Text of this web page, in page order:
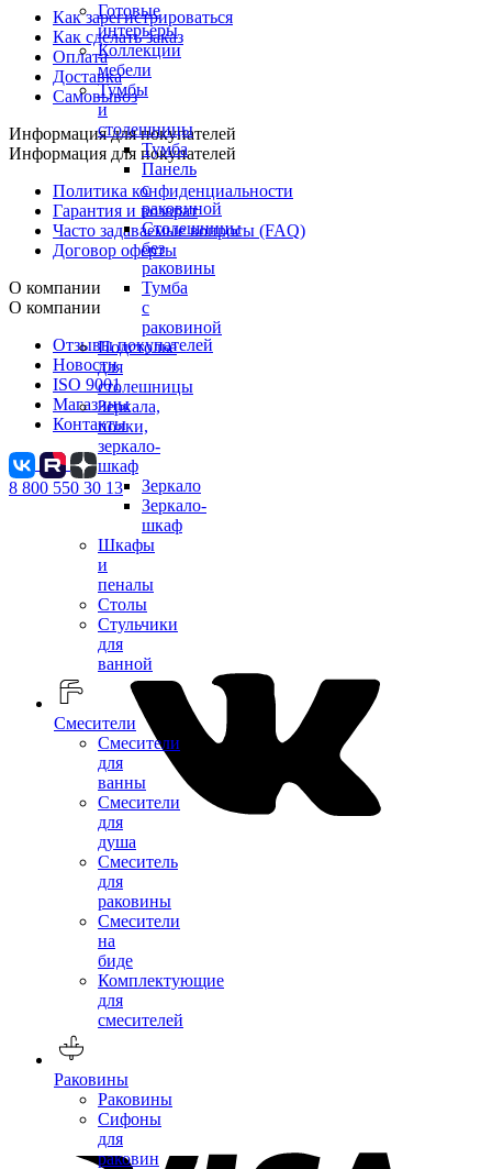
Готовые
интерьеры
Коллекции
мебели
Тумбы
и
столешницы
Тумба
Панель
с
раковиной
Столешницы
без
раковины
Тумба
с
раковиной
Подстолье
для
столешницы
Зеркала,
полки,
зеркало-
шкаф
Зеркало
Зеркало-
шкаф
Шкафы
и
пеналы
Столы
Стульчики
для
ванной
Смесители
Смесители
для
ванны
Смесители
для
душа
Смеситель
для
раковины
Смесители
на
биде
Комплектующие
для
смесителей
Раковины
Раковины
Сифоны
для
раковин
Как зарегистрироваться
Как сделать заказ
Оплата
Доставка
Самовывоз
Информация для покупателей
Информация для покупателей
Политика конфиденциальности
Гарантия и возврат
Часто задаваемые вопросы (FAQ)
Договор оферты
О компании
О компании
Отзывы покупателей
Новости
ISO 9001
Магазины
Контакты
8 800 550 30 13